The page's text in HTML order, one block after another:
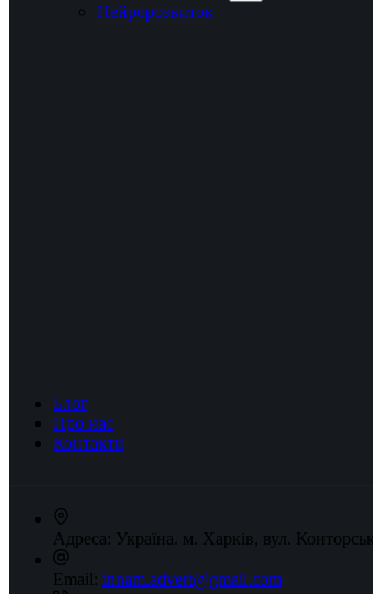
Нейророзвиток
Блог
Про нас
Контакти
Адреса: Україна. м. Харків, вул.
Email: innam.advert@gmail.com